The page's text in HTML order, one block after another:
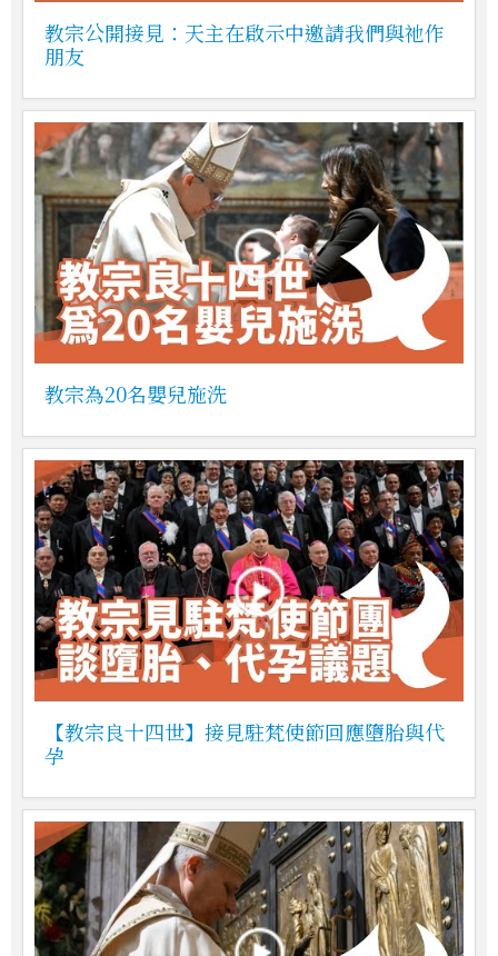
教宗公開接見：天主在啟示中邀請我們與祂作
朋友
教宗為20名嬰兒施洗
【教宗良十四世】接見駐梵使節回應墮胎與代
孕